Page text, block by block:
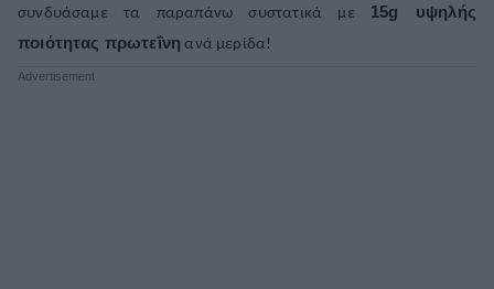
Hautes Grecians
συνδυάσαμε τα παραπάνω συστατικά με 15g υψηλής
ποιότητας πρωτεΐνη ανά μερίδα!